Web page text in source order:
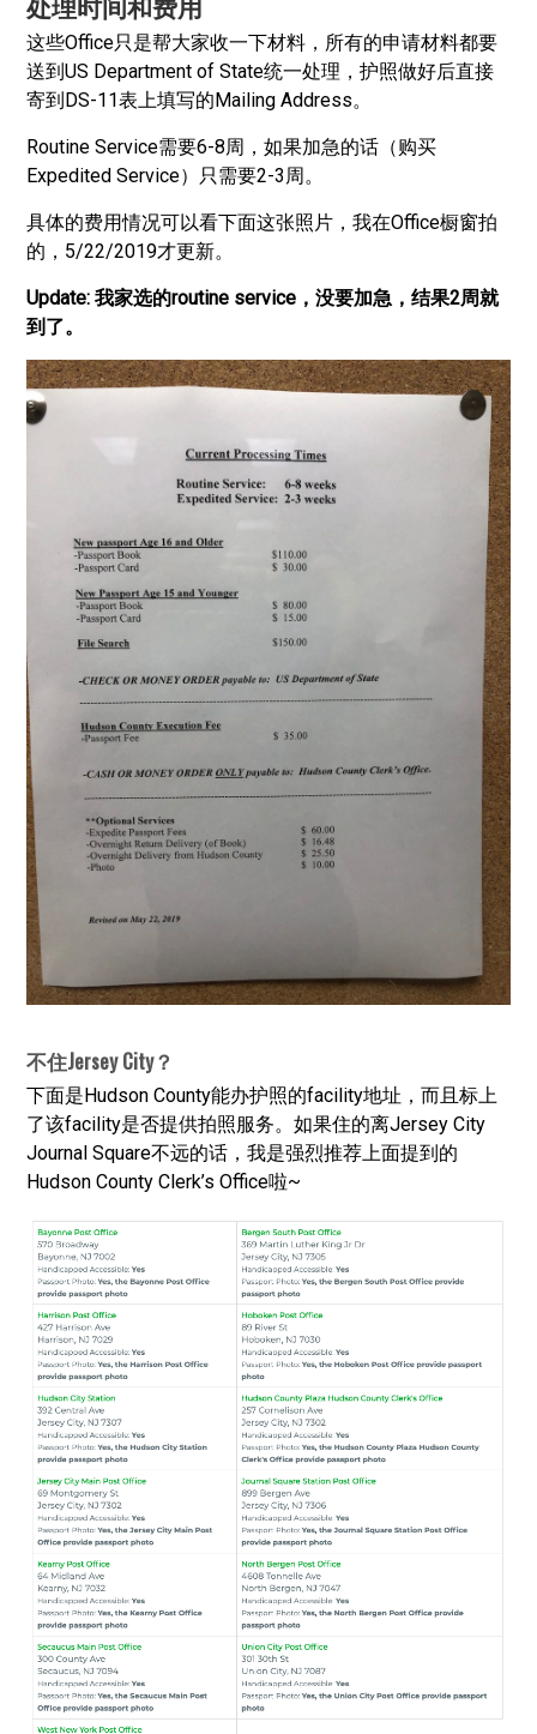
这些Office只是帮大家收一下材料，所有的申请材料都要
送到US Department of State统一处理，护照做好后直接
寄到DS-11表上填写的Mailing Address。
Routine Service需要6-8周，如果加急的话（购买
Expedited Service）只需要2-3周。
具体的费用情况可以看下面这张照片，我在Office橱窗拍
的，5/22/2019才更新。
Update: 我家选的routine service，没要加急，结果2周就
到了。
不住Jersey City？
下面是Hudson County能办护照的facility地址，而且标上
了该facility是否提供拍照服务。如果住的离Jersey City
Journal Square不远的话，我是强烈推荐上面提到的
Hudson County Clerk’s Office啦~